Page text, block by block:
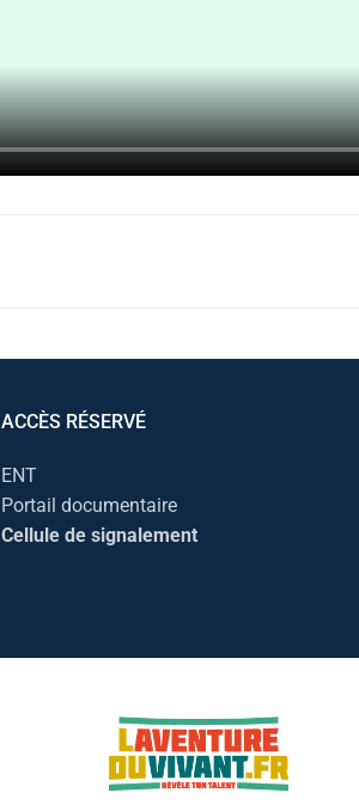
ACCÈS RÉSERVÉ
ENT
Portail documentaire
Cellule de signalement